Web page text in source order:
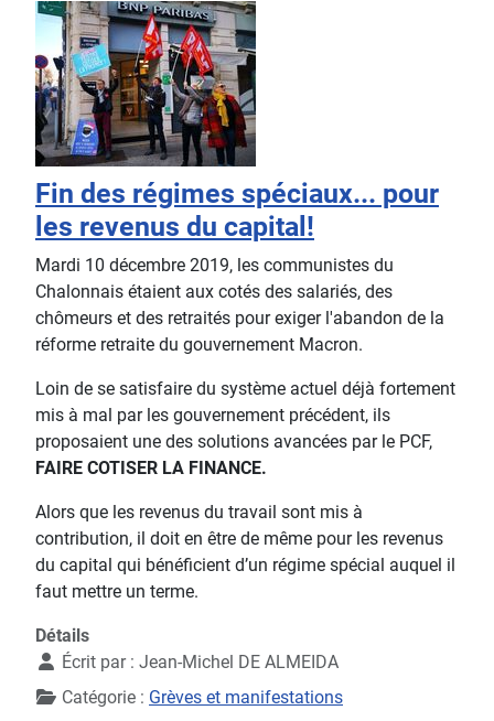
Fin des régimes spéciaux... pour
les revenus du capital!
Mardi 10 décembre 2019, les communistes du
Chalonnais étaient aux cotés des salariés, des
chômeurs et des retraités pour exiger l'abandon de la
réforme retraite du gouvernement Macron.
Loin de se satisfaire du système actuel déjà fortement
mis à mal par les gouvernement précédent, ils
proposaient une des solutions avancées par le PCF,
FAIRE COTISER LA FINANCE.
Alors que les revenus du travail sont mis à
contribution, il doit en être de même pour les revenus
du capital qui bénéficient d’un régime spécial auquel il
faut mettre un terme.
Détails
Écrit par : Jean-Michel DE ALMEIDA
Catégorie : Grèves et manifestations